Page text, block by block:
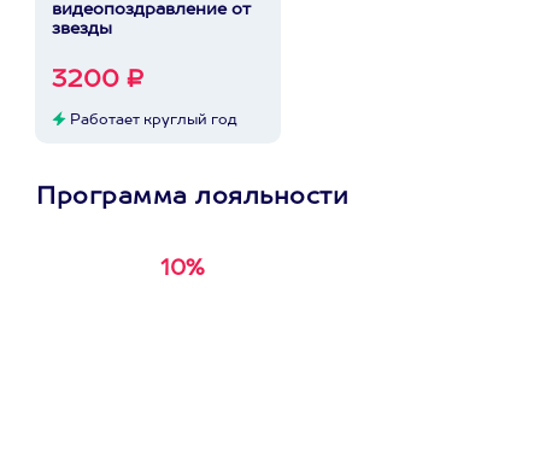
видеопоздравление от
звезды
3200 ₽
Работает круглый год
Программа лояльности
10%